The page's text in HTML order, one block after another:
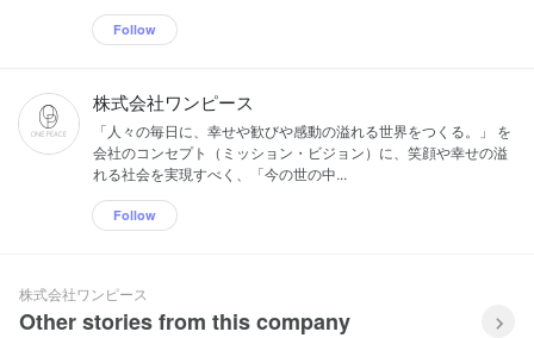
Follow
株式会社ワンピース
「人々の毎日に、幸せや歓びや感動の溢れる世界をつくる。」 を
会社のコンセプト（ミッション・ビジョン）に、笑顔や幸せの溢
れる社会を実現すべく、「今の世の中...
Follow
株式会社ワンピース
Other stories from this company